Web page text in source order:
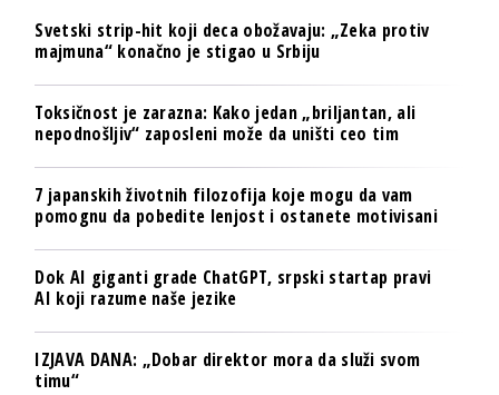
Svetski strip-hit koji deca obožavaju: „Zeka protiv
majmuna“ konačno je stigao u Srbiju
Toksičnost je zarazna: Kako jedan „briljantan, ali
nepodnošljiv“ zaposleni može da uništi ceo tim
7 japanskih životnih filozofija koje mogu da vam
pomognu da pobedite lenjost i ostanete motivisani
Dok AI giganti grade ChatGPT, srpski startap pravi
AI koji razume naše jezike
IZJAVA DANA: „Dobar direktor mora da služi svom
timu“